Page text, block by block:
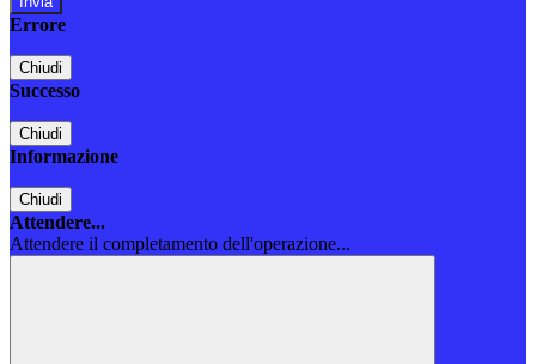
Errore
Chiudi
Successo
Chiudi
Informazione
Chiudi
Attendere...
Attendere il completamento dell'operazione...